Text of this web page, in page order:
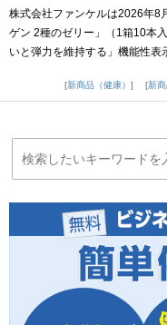
株式会社ファンケルは2026年8
ゲン 2種のゼリー」（1箱10本
いと弾力を維持する」機能性
新商品（健康）
新商